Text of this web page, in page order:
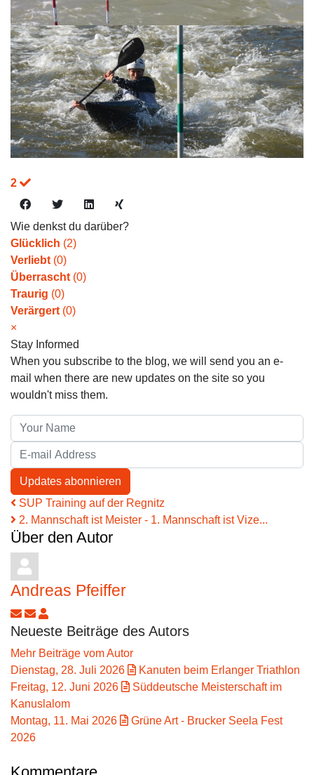
2
Wie denkst du darüber?
Glücklich (2)
Verliebt (0)
Überrascht (0)
Traurig (0)
Verärgert (0)
×
Stay Informed
When you subscribe to the blog, we will send you an e-
mail when there are new updates on the site so you
wouldn't miss them.
Your Name
E-mail Address
Updates abonnieren
SUP Training auf der Regnitz
2. Mannschaft ist Meister - 1. Mannschaft ist Vize...
Über den Autor
Andreas Pfeiffer
Updates abonnieren
Abo von Updates dieses Autors beenden
Andreas Pfeiffer
Neueste Beiträge des Autors
Mehr Beiträge vom Autor
Dienstag, 28. Juli 2026
Kanuten beim Erlanger Triathlon
Freitag, 12. Juni 2026
Süddeutsche Meisterschaft im
Kanuslalom
Montag, 11. Mai 2026
Grüne Art - Brucker Seela Fest
2026